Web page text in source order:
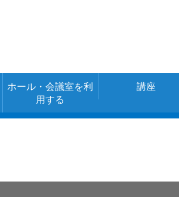
ホール・会議室を利
用する
講座